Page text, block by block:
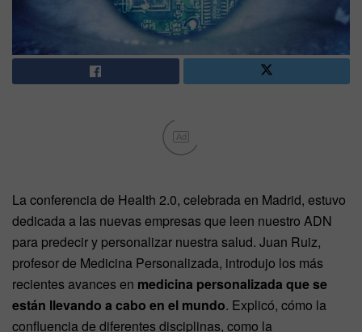
Ad
La conferencia de Health 2.0, celebrada en Madrid, estuvo
dedicada a las nuevas empresas que leen nuestro ADN
para predecir y personalizar nuestra salud. Juan Ruiz,
profesor de Medicina Personalizada, introdujo los más
recientes avances en medicina personalizada que se
están llevando a cabo en el mundo. Explicó, cómo la
confluencia de diferentes disciplinas, como la